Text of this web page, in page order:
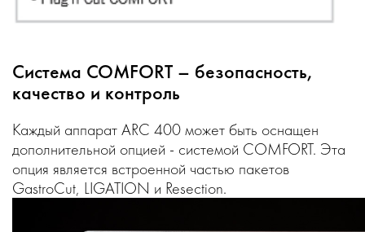
Система COMFORT – безопасность,
качество и контроль
Каждый аппарат ARC 400 может быть оснащен
дополнительной опцией - системой COMFORT. Эта
опция является встроенной частью пакетов
GastroCut, LIGATION и Resection.